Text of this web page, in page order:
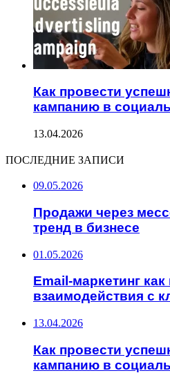
Как провести
кампанию в
13.04.2026
ПОСЛЕДНИЕ ЗАПИСИ
09.05.2026
Продажи через
тренд в бизнесе
01.05.2026
Email-маркетинг
взаимодействия с
13.04.2026
Как провести
кампанию в